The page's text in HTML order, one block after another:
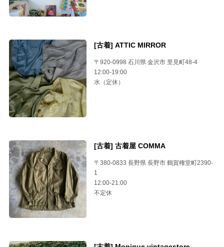
[古着] ATTIC MIRROR
〒920-0998 石川県 金沢市 里見町48-4
12:00-19:00
水（定休）
[古着] 古着屋 COMMA
〒380-0833 長野県 長野市 鶴賀権堂町2390-
1
12:00-21:00
不定休